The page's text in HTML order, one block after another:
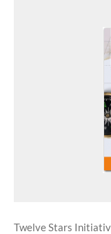
Twelve Stars